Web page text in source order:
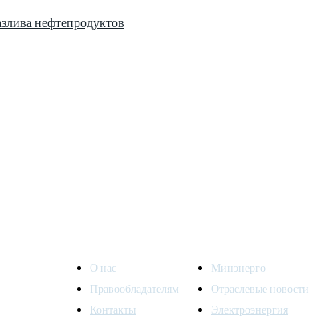
нефтепродуктов
О нас
Правообладателям
Контакты
Минэнерго
Отраслевые новости
Электроэнергия